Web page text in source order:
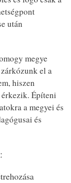
után
megye
el a
hiszen
Építeni
a megyei és
és